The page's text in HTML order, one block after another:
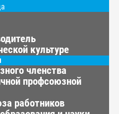
культуре
членства
профсоюзной
работников